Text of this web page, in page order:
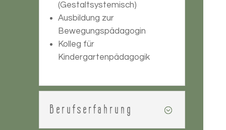
(Gestaltsystemisch)
Ausbildung zur
Bewegungspädagogin
Kolleg für
Kindergartenpädagogik
Berufserfahrung